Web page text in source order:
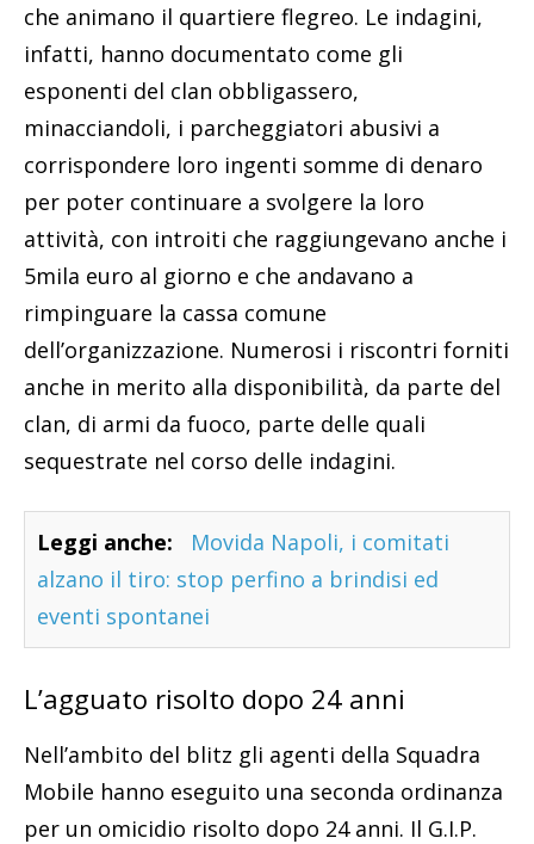
che animano il quartiere flegreo. Le indagini,
infatti, hanno documentato come gli
esponenti del clan obbligassero,
minacciandoli, i parcheggiatori abusivi a
corrispondere loro ingenti somme di denaro
per poter continuare a svolgere la loro
attività, con introiti che raggiungevano anche i
5mila euro al giorno e che andavano a
rimpinguare la cassa comune
dell’organizzazione. Numerosi i riscontri forniti
anche in merito alla disponibilità, da parte del
clan, di armi da fuoco, parte delle quali
sequestrate nel corso delle indagini.
Leggi anche:
Movida Napoli, i comitati
alzano il tiro: stop perfino a brindisi ed
eventi spontanei
L’agguato risolto dopo 24 anni
Nell’ambito del blitz gli agenti della Squadra
Mobile hanno eseguito una seconda ordinanza
per un omicidio risolto dopo 24 anni. Il G.I.P.